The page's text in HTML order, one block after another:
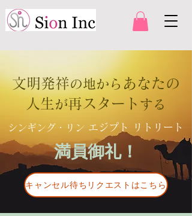
文明発祥の地から あなたの
人生 が再スタート する
シンギング・ リン エジプト リトリート
満員御礼！
キャンセル待ちリクエストはこちら